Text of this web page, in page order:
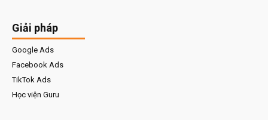
Giải pháp
Google Ads
Facebook Ads
TikTok Ads
Học viện Guru